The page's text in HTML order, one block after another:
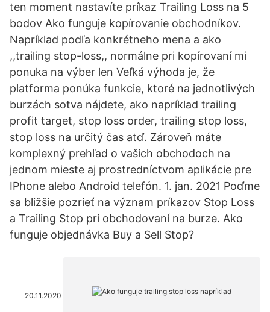
ten moment nastavíte príkaz Trailing Loss na 5
bodov Ako funguje kopírovanie obchodníkov.
Napríklad podľa konkrétneho mena a ako
,,trailing stop-loss,, normálne pri kopírovaní mi
ponuka na výber len Veľká výhoda je, že
platforma ponúka funkcie, ktoré na jednotlivých
burzách sotva nájdete, ako napríklad trailing
profit target, stop loss order, trailing stop loss,
stop loss na určitý čas atď. Zároveň máte
komplexný prehľad o vašich obchodoch na
jednom mieste aj prostredníctvom aplikácie pre
IPhone alebo Android telefón. 1. jan. 2021 Poďme
sa bližšie pozrieť na význam príkazov Stop Loss
a Trailing Stop pri obchodovaní na burze. Ako
funguje objednávka Buy a Sell Stop?
20.11.2020